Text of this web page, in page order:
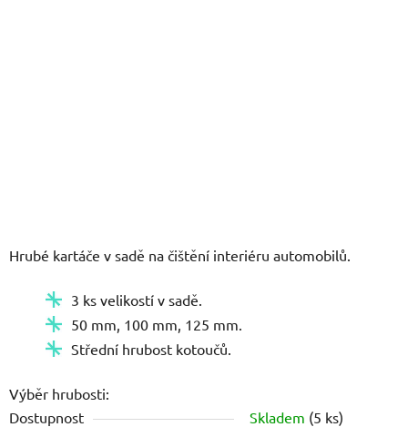
Hrubé kartáče v sadě na čištění interiéru automobilů.
3 ks velikostí v sadě.
50 mm, 100 mm, 125 mm.
Střední hrubost kotoučů.
Výběr hrubosti:
Dostupnost
Skladem (5 ks)